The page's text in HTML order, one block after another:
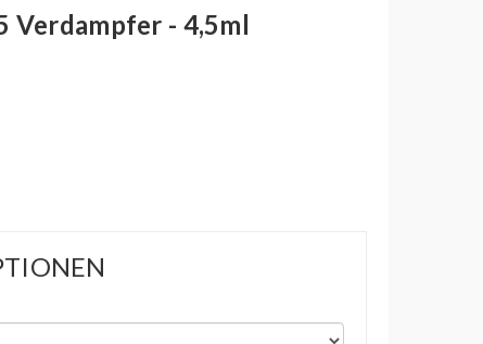
Verdampfer - 4,5ml